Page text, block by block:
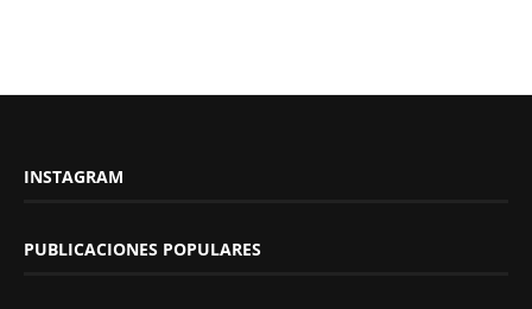
INSTAGRAM
PUBLICACIONES POPULARES